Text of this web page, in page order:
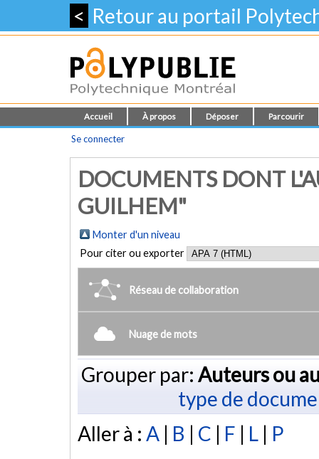
< Retour au portail
Accueil À propos Déposer Parcourir
Se connecter
DOCUMENTS DONT
GUILHEM"
Monter d'un niveau
Pour citer ou exporter
Réseau de collaboration
Nuage de mots
Grouper par: Auteurs ou
type de
Aller à : A | B | C | F | L | P